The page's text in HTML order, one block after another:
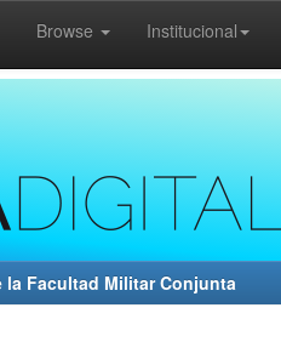
Browse Institucional
Facultad Militar Conjunta